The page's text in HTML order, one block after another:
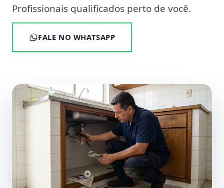
Profissionais qualificados perto de você.
FALE NO WHATSAPP